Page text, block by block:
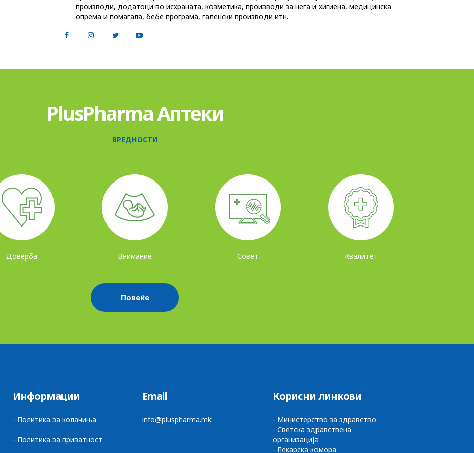
производи, додатоци во исхраната, козметика, производи за нега и хигиена, медицинска
опрема и помагала, бебе програма, галенски производи итн.
PlusPharma Аптеки
ВРЕДНОСТИ
Доверба Внимание Совет Квалитет
Повеќе
Информации
- Политика за колачиња
- Политика за приватност
Email
info@pluspharma.mk
Корисни линкови
- Министерство за здравство
- Светска здравствена
организација
- Лекарска комора